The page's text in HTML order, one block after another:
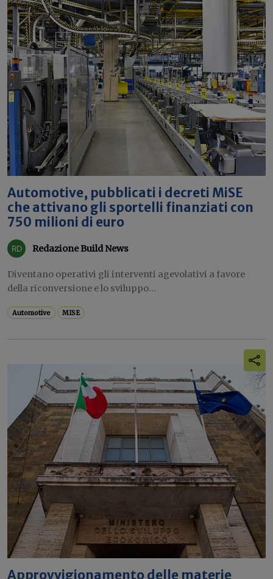
Automotive, pubblicati i decreti MiSE
che attivano gli sportelli finanziati con
750 milioni di euro
Redazione Build News
Diventano operativi gli interventi agevolativi a favore
della riconversione e lo sviluppo...
Automotive MISE
Approvvigionamento delle materie